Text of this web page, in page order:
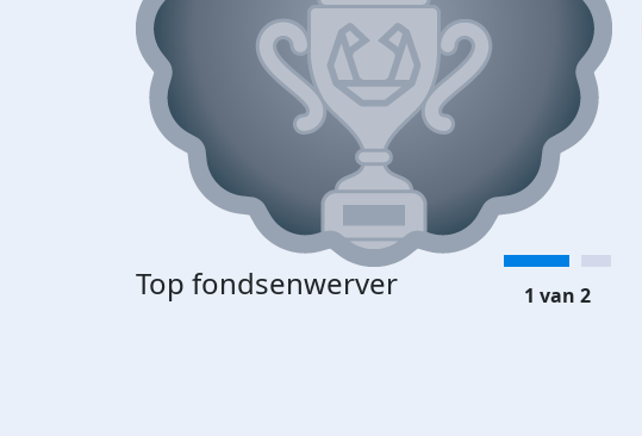
Top fondsenwerver 1 van 2